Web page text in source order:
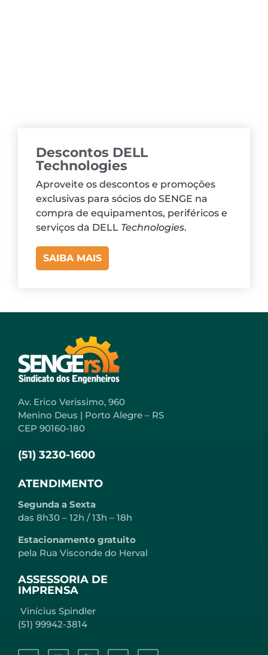
Descontos DELL
Technologies
Aproveite os descontos e promoções
exclusivas para sócios do SENGE na
compra de equipamentos, periféricos e
serviços da DELL Technologies.
SAIBA MAIS
Av. Erico Verissimo, 960
Menino Deus | Porto Alegre – RS
CEP 90160-180
(51) 3230-1600
ATENDIMENTO
Segunda a Sexta
das 8h30 – 12h / 13h – 18h
Estacionamento gratuito
pela Rua Visconde do Herval
ASSESSORIA DE
IMPRENSA
Vinícius Spindler
(51) 99942-3814